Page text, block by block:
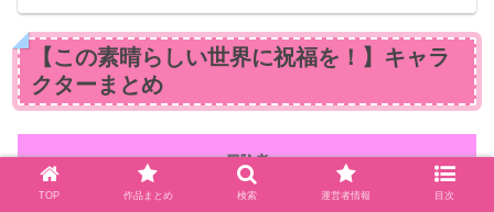
【この素晴らしい世界に祝福を！】キャラ
クターまとめ
冒険者
TOP 作品まとめ 検索 運営者情報 目次